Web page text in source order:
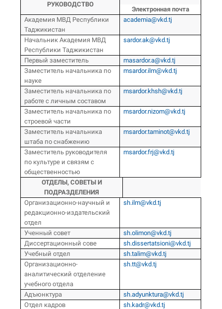
РУКОВОДСТВО
Электронная почта
Академия МВД Республики
Таджикистан
academia@vkd.tj
Начальник Академия МВД
Республики Таджикистан
sardor.ak@vkd.tj
Первый заместитель
masardor.a@vkd.tj
Заместитель начальника по
науке
msardor.ilm@vkd.tj
Заместитель начальника по
работе с личным составом
msardor.khsh@vkd.tj
Заместитель начальника по
строевой части
msardor.nizom@vkd.tj
Заместитель начальника
штаба по снабжению
msardor.taminot@vkd.tj
Заместитель руководителя
по культуре и связям с
общественностью
msardor.frj@vkd.tj
ОТДЕЛЫ, СОВЕТЫ И
ПОДРАЗДЕЛЕНИЯ
Организационно-научный и
редакционно-издательский
отдел
sh.ilm@vkd.tj
Ученный совет
sh.olimon@vkd.tj
Диссертационный сове
sh.dissertatsioni@vkd.tj
Учебный отдел
sh.talim@vkd.tj
Организационно-
аналитический отделение
учебного отдела
sh.tt@vkd.tj
Адъюнктура
sh.adyunktura@vkd.tj
Отдел кадров
sh.kadr@vkd.tj